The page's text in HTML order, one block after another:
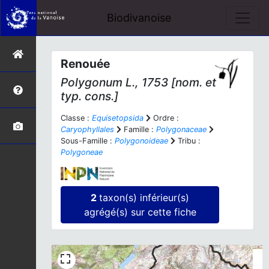
Biodivanoise
Renouée
Polygonum L., 1753 [nom. et
typ. cons.]
Classe : Equisetopsida
Ordre :
Caryophyllales
Famille : Polygonaceae
Sous-Famille : Polygonoideae
Tribu :
Polygoneae
2taxon(s) inférieur(s)
agrégé(s) sur cette fiche